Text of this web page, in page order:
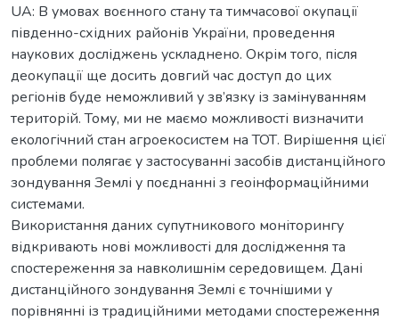
UA: В умовах воєнного стану та тимчасової окупації
південно-східних районів України, проведення
наукових досліджень ускладнено. Окрім того, після
деокупації ще досить довгий час доступ до цих
регіонів буде неможливий у зв’язку із замінуванням
територій. Тому, ми не маємо можливості визначити
екологічний стан агроекосистем на ТОТ. Вирішення цієї
проблеми полягає у застосуванні засобів дистанційного
зондування Землі у поєднанні з геоінформаційними
системами.
Використання даних супутникового моніторингу
відкривають нові можливості для дослідження та
спостереження за навколишнім середовищем. Дані
дистанційного зондування Землі є точнішими у
порівнянні із традиційними методами спостереження